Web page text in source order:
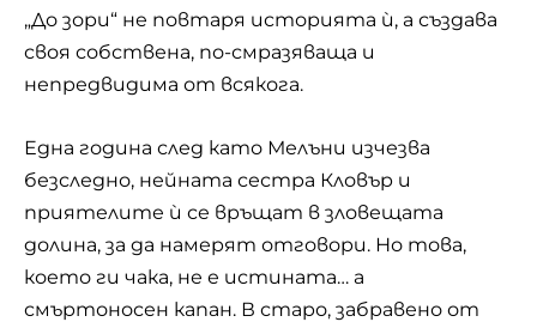
„До зори“ не повтаря историята ѝ, а създава
своя собствена, по-смразяваща и
непредвидима от всякога.
Една година след като Мелъни изчезва
безследно, нейната сестра Кловър и
приятелите ѝ се връщат в зловещата
долина, за да намерят отговори. Но това,
което ги чака, не е истината… а
смъртоносен капан. В старо, забравено от